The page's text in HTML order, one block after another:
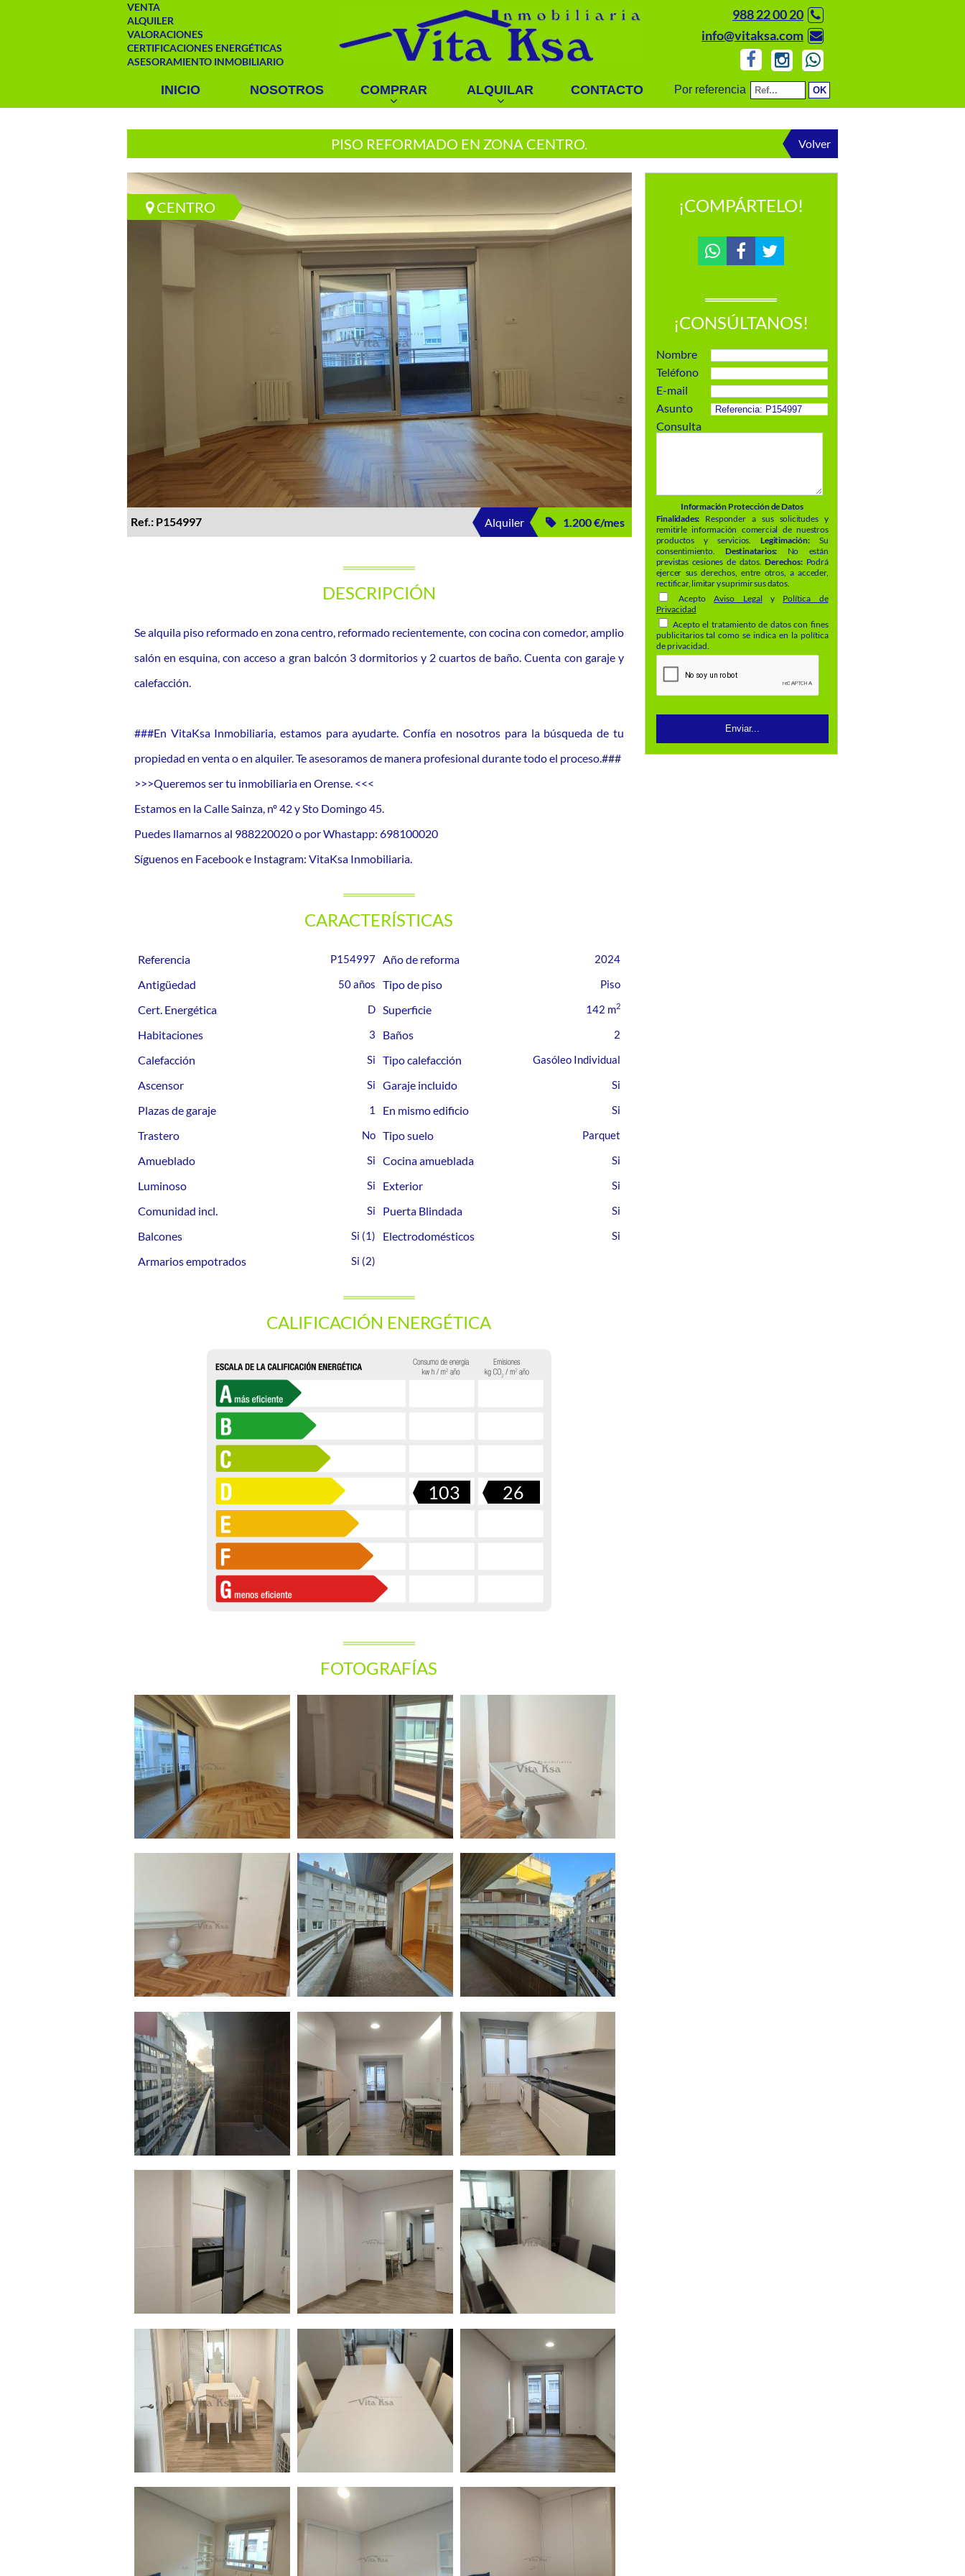
VENTA
ALQUILER
VALORACIONES
CERTIFICACIONES ENERGÉTICAS
ASESORAMIENTO INMOBILIARIO
988 22 00 20
info@vitaksa.com
INICIO NOSOTROS COMPRAR ALQUILAR CONTACTO Por referencia
PISO REFORMADO EN ZONA CENTRO. Volver
CENTRO
Ref.: P154997 Alquiler 1.200 €/mes
DESCRIPCIÓN
Se alquila piso reformado en zona centro, reformado recientemente, con cocina con comedor, amplio
salón en esquina, con acceso a gran balcón 3 dormitorios y 2 cuartos de baño. Cuenta con garaje y
calefacción.
###En VitaKsa Inmobiliaria, estamos para ayudarte. Confía en nosotros para la búsqueda de tu
propiedad en venta o en alquiler. Te asesoramos de manera profesional durante todo el proceso.###
>>>Queremos ser tu inmobiliaria en Orense. <<<
Estamos en la Calle Sainza, nº 42 y Sto Domingo 45.
Puedes llamarnos al 988220020 o por Whastapp: 698100020
Síguenos en Facebook e Instagram: VitaKsa Inmobiliaria.
CARACTERÍSTICAS
Referencia P154997 Año de reforma 2024
Antigüedad 50 años Tipo de piso Piso
Cert. Energética D Superficie 142 m2
Habitaciones 3 Baños 2
Calefacción Tipo calefacción Gasóleo Individual
Ascensor
Garaje incluido
Plazas de garaje
1
En mismo edificio
Trastero
Tipo suelo Parquet
Amueblado
Cocina amueblada
Luminoso
Exterior
Comunidad incl.
Puerta Blindada
Balcones
(1)
Electrodomésticos
Armarios empotrados
(2)
CALIFICACIÓN ENERGÉTICA
103 26
FOTOGRAFÍAS
¡COMPÁRTELO!
¡CONSÚLTANOS!
Nombre
Teléfono
E-mail
Asunto
Consulta
Información Protección de Datos
Finalidades: Responder a sus solicitudes y
remitirle información comercial de nuestros
productos y servicios.Legitimación:Su
consentimiento. Destinatarios: No están
previstas cesiones de datos.Derechos:Podrá
ejercer sus derechos, entre otros, a acceder,
rectificar, limitar y suprimir sus datos.
AceptoAviso Legal y Política de
Privacidad
Acepto el tratamiento de datos con fines
publicitarios tal como se indica en la política
de privacidad.